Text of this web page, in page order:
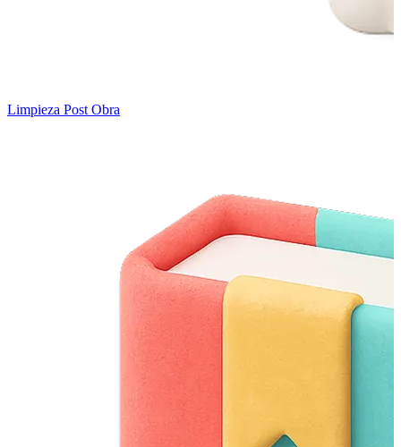
Limpieza Post Obra